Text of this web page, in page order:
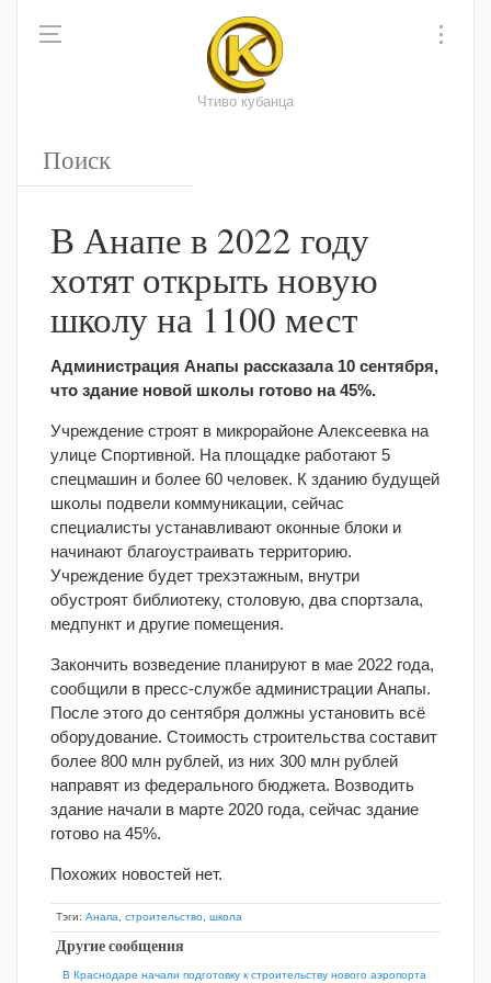
Чтиво кубанца
В Анапе в 2022 году
хотят открыть новую
школу на 1100 мест
Администрация Анапы рассказала 10 сентября,
что здание новой школы готово на 45%.
Учреждение строят в микрорайоне Алексеевка на
улице Спортивной. На площадке работают 5
спецмашин и более 60 человек. К зданию будущей
школы подвели коммуникации, сейчас
специалисты устанавливают оконные блоки и
начинают благоустраивать территорию.
Учреждение будет трехэтажным, внутри
обустроят библиотеку, столовую, два спортзала,
медпункт и другие помещения.
Закончить возведение планируют в мае 2022 года,
сообщили в пресс-службе администрации Анапы.
После этого до сентября должны установить всё
оборудование. Стоимость строительства составит
более 800 млн рублей, из них 300 млн рублей
направят из федерального бюджета. Возводить
здание начали в марте 2020 года, сейчас здание
готово на 45%.
Похожих новостей нет.
Тэги: Анапа строительство школа
Другие сообщения
В Краснодаре начали подготовку к строительству нового аэропорта